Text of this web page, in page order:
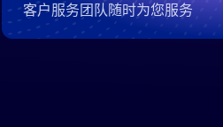
客户服务团队随时为您服务